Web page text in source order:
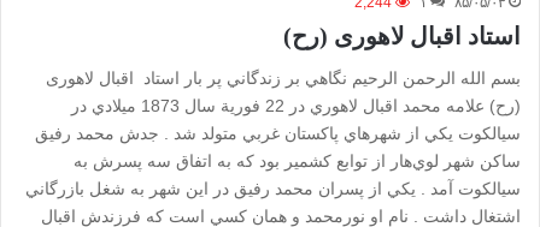
استاد اقبال لاهوری (رح)
بسم الله الرحمن الرحیم نگاهي بر زندگاني پر بار استاد اقبال لاهوری
(رح) علامه محمد اقبال لاهوري در 22 فورية سال 1873 ميلادي در
سيالكوت يكي از شهرهاي پاكستان غربي متولد شد . جدش محمد رفيق
ساكن شهر لوي‌هار از توابع كشمير بود كه به اتفاق سه پسرش به
سيالكوت آمد . يكي از پسران محمد رفيق در اين شهر به شغل بازرگاني
اشتغال داشت . نام او نورمحمد و همان كسي است كه فرزندش اقبال